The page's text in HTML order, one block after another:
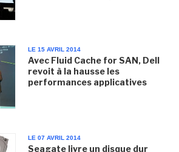
LE 15 AVRIL 2014
Avec Fluid Cache for SAN, Dell
revoit à la hausse les
performances applicatives
LE 07 AVRIL 2014
Seagate livre un disque dur